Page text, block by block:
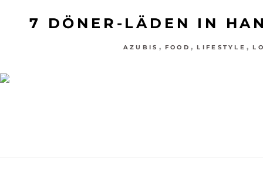
7 DÖNER-LÄDEN IN
AZUBIS , FOOD , LIFESTYLE ,